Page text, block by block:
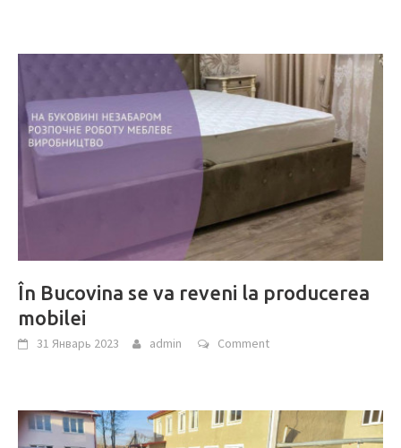
În Bucovina se va reveni la producerea
mobilei
31 Январь 2023 admin Comment